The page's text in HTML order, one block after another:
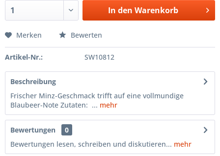
In den Warenkorb
Merken Bewerten
Artikel-Nr.: SW10812
Beschreibung
Frischer Minz-Geschmack trifft auf eine vollmundige
Blaubeer-Note Zutaten: ... mehr
Bewertungen
0
Bewertungen lesen, schreiben und diskutieren... mehr